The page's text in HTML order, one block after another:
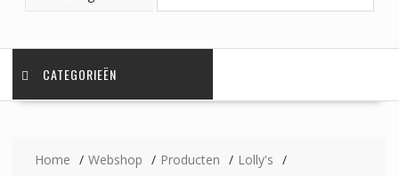
CATEGORIEËN
Home Webshop Producten
Lolly's